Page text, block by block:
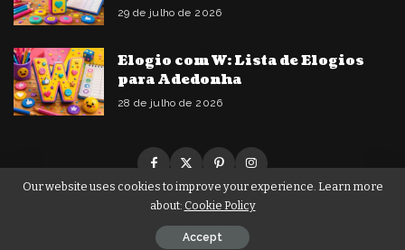
29 de julho de 2026
Elogio com W: Lista de Elogios
para Adedonha
28 de julho de 2026
© Copyright PIxwell - THEMERUBY | News & Magazine
Our website uses cookies to improve your experience. Learn more
about: Cookie Policy
Accept